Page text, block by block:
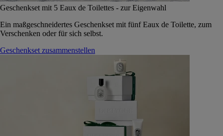
Geschenkset mit 5 Eaux de Toilettes - zur Eigenwahl
Ein maßgeschneidertes Geschenkset mit fünf Eaux de Toilette, zum
Verschenken oder für sich selbst.
Geschenkset zusammenstellen